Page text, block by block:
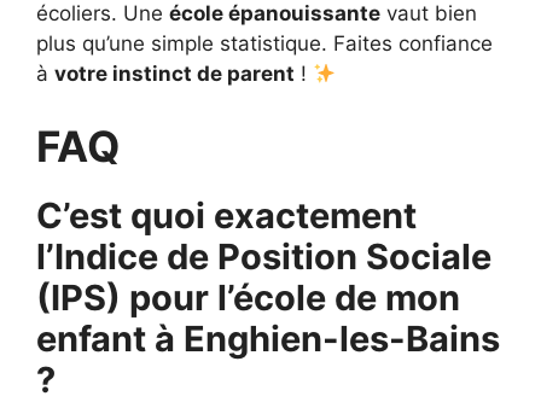
écoliers. Une école épanouissante vaut bien
plus qu’une simple statistique. Faites confiance
à votre instinct de parent !
FAQ
C’est quoi exactement
l’Indice de Position Sociale
(IPS) pour l’école de mon
enfant à Enghien-les-Bains
?